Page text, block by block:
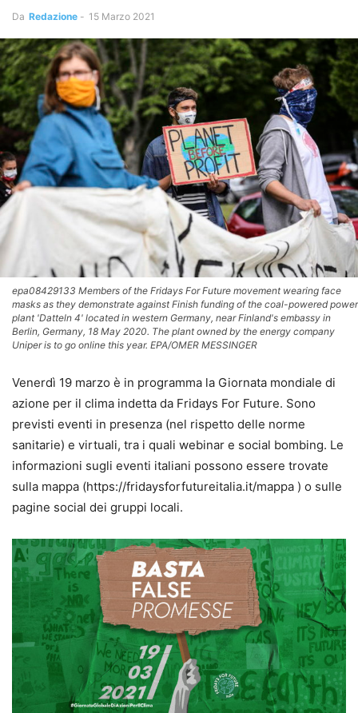
Da Redazione - 15 Marzo 2021
epa08429133 Members of the Fridays For Future movement wearing face
masks as they demonstrate against Finish funding of the coal-powered power
plant 'Datteln 4' located in western Germany, near Finland's embassy in
Berlin, Germany, 18 May 2020. The plant owned by the energy company
Uniper is to go online this year. EPA/OMER MESSINGER
Venerdì 19 marzo è in programma la Giornata mondiale di
azione per il clima indetta da Fridays For Future. Sono
previsti eventi in presenza (nel rispetto delle norme
sanitarie) e virtuali, tra i quali webinar e social bombing. Le
informazioni sugli eventi italiani possono essere trovate
sulla mappa (https://fridaysforfutureitalia.it/mappa ) o sulle
pagine social dei gruppi locali.